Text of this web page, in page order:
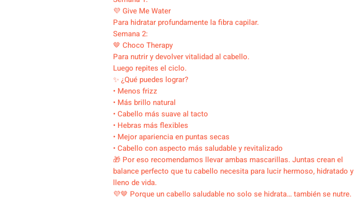
💜 Give Me Water
Para hidratar profundamente la fibra capilar.
Semana 2:
🤎 Choco Therapy
Para nutrir y devolver vitalidad al cabello.
Luego repites el ciclo.
✨ ¿Qué puedes lograr?
• Menos frizz
• Más brillo natural
• Cabello más suave al tacto
• Hebras más flexibles
• Mejor apariencia en puntas secas
• Cabello con aspecto más saludable y revitalizado
🎁 Por eso recomendamos llevar ambas mascarillas. Juntas crean el
balance perfecto que tu cabello necesita para lucir hermoso, hidratado y
lleno de vida.
💜🤎 Porque un cabello saludable no solo se hidrata… también se nutre.